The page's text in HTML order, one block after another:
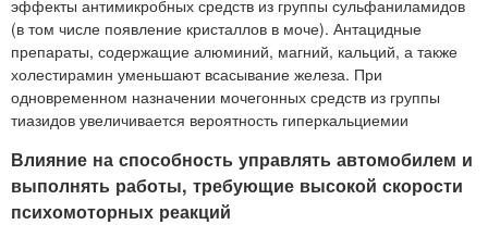
эффекты антимикробных средств из группы сульфаниламидов
(в том числе появление кристаллов в моче). Антацидные
препараты, содержащие алюминий, магний, кальций, а также
холестирамин уменьшают всасывание железа. При
одновременном назначении мочегонных средств из группы
тиазидов увеличивается вероятность гиперкальциемии
Влияние на способность управлять автомобилем и
выполнять работы, требующие высокой скорости
психомоторных реакций